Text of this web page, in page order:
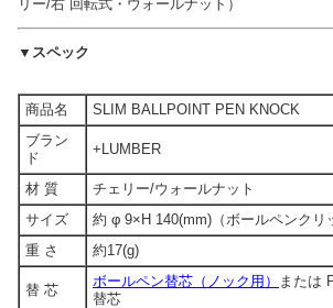
リー/右 回転式・ウォールナット）
▼スペック
商品名
SLIM BALLPOINT PEN KNOCK
ブラン
ド
+LUMBER
材 質
チェリー/ウォールナット
サイズ
約 φ 9×H 140(mm)（ボールペンクリ
重 さ
約17(g)
替 芯
ボールペン替芯（ノック用）
または
替芯